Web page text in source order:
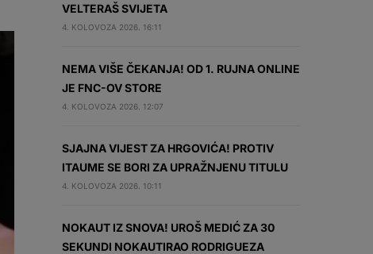
VELTERAŠ SVIJETA
4. KOLOVOZA 2026. 16:11
NEMA VIŠE ČEKANJA! OD 1. RUJNA ONLINE
JE FNC-OV STORE
4. KOLOVOZA 2026. 12:07
SJAJNA VIJEST ZA HRGOVIĆA! PROTIV
ITAUME SE BORI ZA UPRAŽNJENU TITULU
4. KOLOVOZA 2026. 10:11
NOKAUT IZ SNOVA! UROŠ MEDIĆ ZA 30
SEKUNDI NOKAUTIRAO RODRIGUEZA